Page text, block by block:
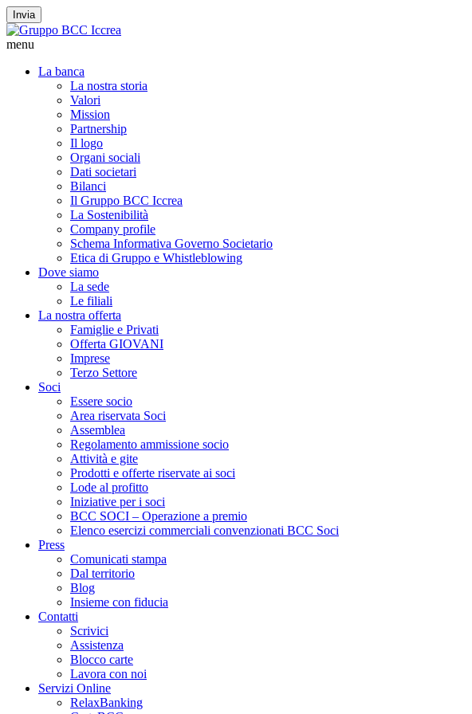
Invia
menu
La banca
La nostra storia
Valori
Mission
Partnership
Il logo
Organi sociali
Dati societari
Bilanci
Il Gruppo BCC Iccrea
La Sostenibilità
Company profile
Schema Informativa Governo Societario
Etica di Gruppo e Whistleblowing
Dove siamo
La sede
Le filiali
La nostra offerta
Famiglie e Privati
Offerta GIOVANI
Imprese
Terzo Settore
Soci
Essere socio
Area riservata Soci
Assemblea
Regolamento ammissione socio
Attività e gite
Prodotti e offerte riservate ai soci
Lode al profitto
Iniziative per i soci
BCC SOCI – Operazione a premio
Elenco esercizi commerciali convenzionati BCC Soci
Press
Comunicati stampa
Dal territorio
Blog
Insieme con fiducia
Contatti
Scrivici
Assistenza
Blocco carte
Lavora con noi
Servizi Online
RelaxBanking